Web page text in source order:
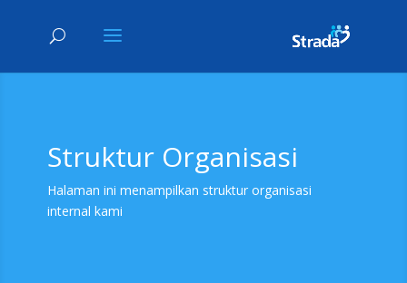
Struktur Organisasi
Halaman ini menampilkan struktur organisasi
internal kami